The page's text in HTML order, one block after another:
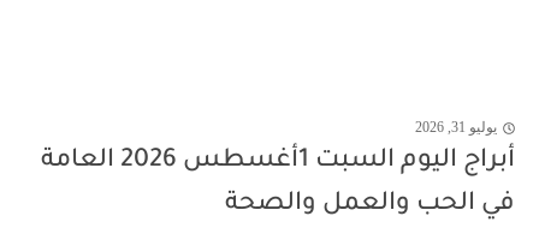
يوليو 31, 2026
أبراج اليوم السبت 1أغسطس 2026 العامة
في الحب والعمل والصحة